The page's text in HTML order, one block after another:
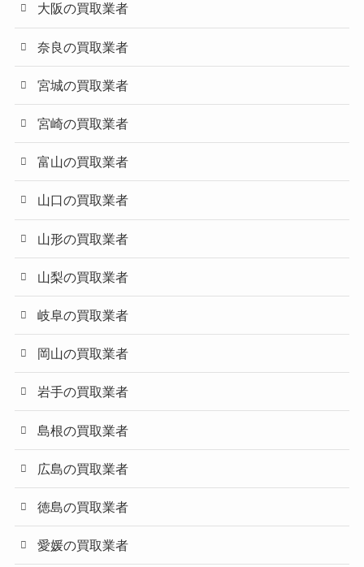
大阪の買取業者
奈良の買取業者
宮城の買取業者
宮崎の買取業者
富山の買取業者
山口の買取業者
山形の買取業者
山梨の買取業者
岐阜の買取業者
岡山の買取業者
岩手の買取業者
島根の買取業者
広島の買取業者
徳島の買取業者
愛媛の買取業者